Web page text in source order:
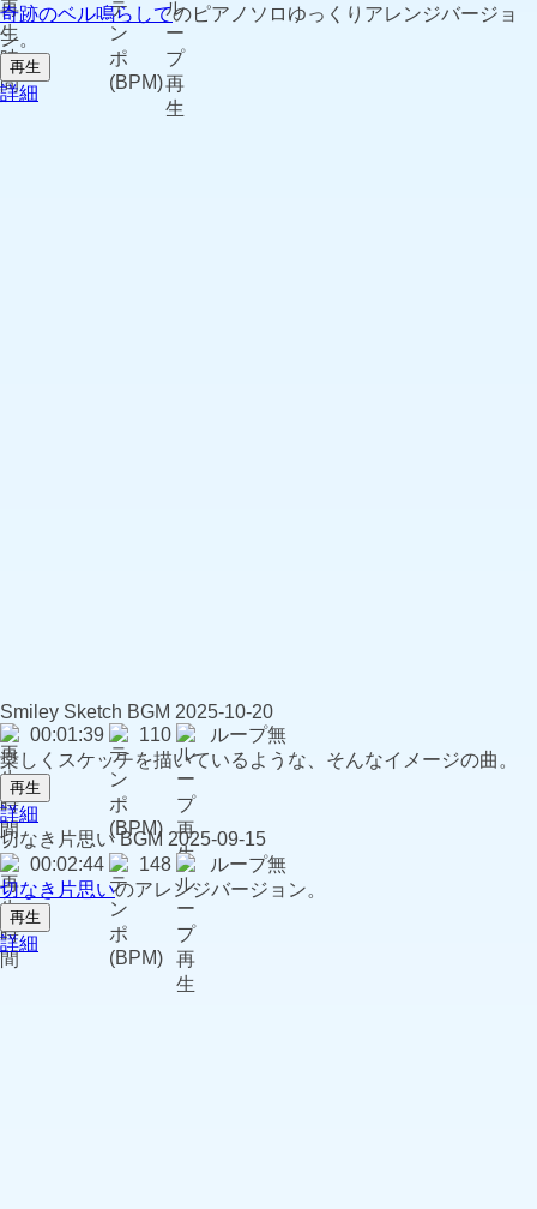
奇跡のベル鳴らしてのピアノソロゆっくりアレンジバージョ
ン。
再生
詳細
Smiley Sketch BGM 2025-10-20
00:01:39
110
ループ無
楽しくスケッチを描いているような、そんなイメージの曲。
再生
詳細
切なき片思い BGM 2025-09-15
00:02:44
148
ループ無
切なき片思いのアレンジバージョン。
再生
詳細